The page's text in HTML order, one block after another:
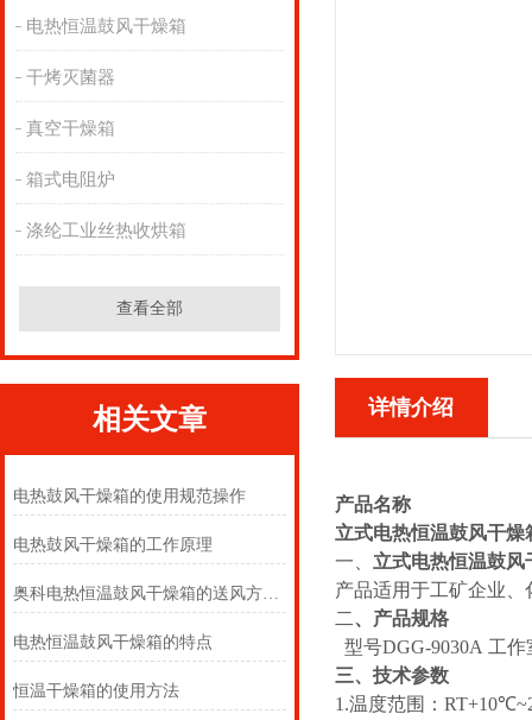
电热恒温鼓风干燥箱
干烤灭菌器
真空干燥箱
箱式电阻炉
涤纶工业丝热收烘箱
查看全部
相关文章
电热鼓风干燥箱的使用规范操作
电热鼓风干燥箱的工作原理
奥科电热恒温鼓风干燥箱的送风方式？
电热恒温鼓风干燥箱的特点
恒温干燥箱的使用方法
详情介绍
产品名称
立式电热恒温鼓风干燥
一、 立式电热恒温鼓风
产品适用于工矿企业
二、 产品规格
型号DGG-9030A 工作
三、技术参数
1.温度范围：